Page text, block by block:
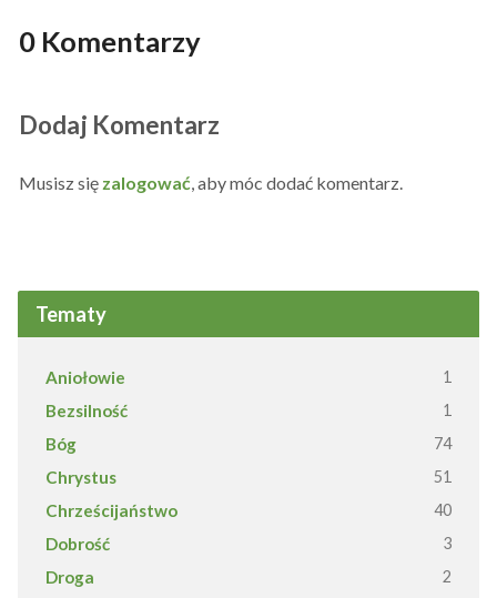
0 Komentarzy
Dodaj Komentarz
Musisz się zalogować , aby móc dodać komentarz.
Tematy
Aniołowie 1
Bezsilność 1
Bóg 74
Chrystus 51
Chrześcijaństwo 40
Dobrość 3
Droga 2